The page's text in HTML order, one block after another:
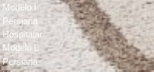
Modelo I
Persiana
Hospitalar
Modelo L
Persiana